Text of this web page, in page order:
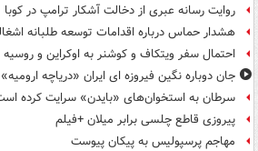
روایت رسانه عبری از دخالت آشکار ترامپ در کوبا
هشدار حماس درباره اقدامات توسعه طلبانه
احتمال سفر ویتکاف و کوشنر به اوکراین و روسیه
جان دوباره نگین فیروزه ای ایران «دریاچه ارومیه»
سرطان به استخوان‌های «بایدن» سرایت کرده
پیروزی قاطع چلسی برابر میلان +فیلم
مهاجم پرسپولیس به پیکان پیوست